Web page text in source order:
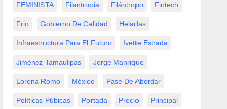
FEMINISTA Filantropia Filántropo Fintech
Frio Gobierno De Calidad Heladas
Infraestructura Para El Futuro Ivette Estrada
Jiménez Tamaulipas Jorge Manrique
Lorena Romo México Pase De Abordar
Políticas Púbicas Portada Precio Principal